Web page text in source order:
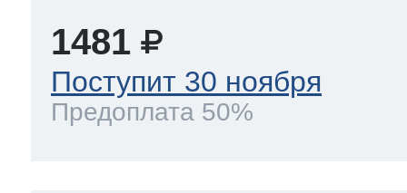
1481
Поступит 30 ноября
Предоплата 50%